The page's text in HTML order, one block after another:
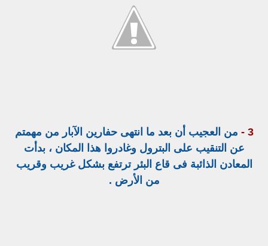
3 -
من العجيب أن بعد ما انتهى حفارين الآبار من مهمتم
عن التنقيب على البترول وغادروا هذا المكان ، بدأت
المعادن الذائبة فى قاع البئر ترتفع بشكل غريب وقريب
من الأرض .